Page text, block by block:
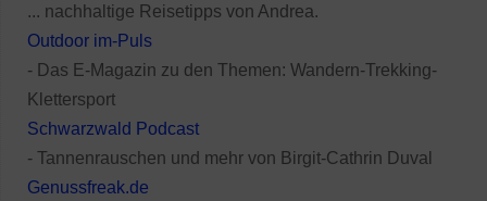
... nachhaltige Reisetipps von Andrea.
Outdoor im-Puls
- Das E-Magazin zu den Themen: Wandern-Trekking-
Klettersport
Schwarzwald Podcast
- Tannenrauschen und mehr von Birgit-Cathrin Duval
Genussfreak.de